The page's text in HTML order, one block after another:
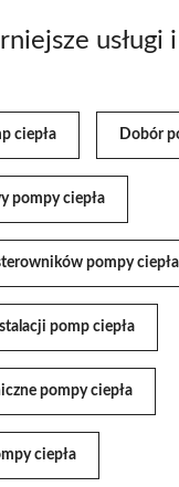
usługi
ciepła Dobór
pompy ciepła
pompy ciepła
pomp ciepła
pompy ciepła
ciepła